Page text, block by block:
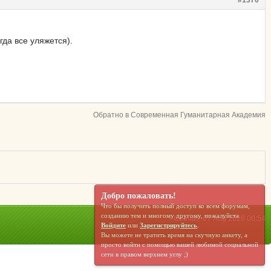
все уляжется).
Обратно в Современная Гуманитарная Академия
Сейчас: 07 Aug 2026 00:54
Добро пожаловать!
Что бы получить полный доступ ко всем форумам,
созданию тем и многому другому, пожалуйста
Войдите или Зарегистрируйтесь.
Вы можете не тратить время на скучную анкету, а
просто войти с помощью вашей любимой социальной
сети в правом верхнем углу ;)